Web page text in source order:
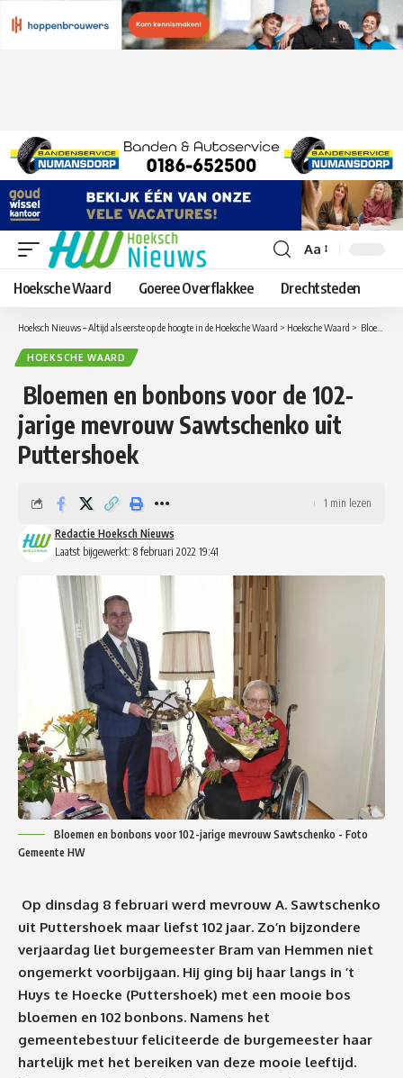
Lettergrootte
aanpassen
Aa
Hoeksche Waard Goeree Overflakkee Drechtsteden
Hoeksch Nieuws – Altijd als eerste op de hoogte in de Hoeksche Waard > Hoeksche Waard > Bloemen en bonbons voor de 102-jarige mevrouw Sawtschenko uit Puttershoek
HOEKSCHE WAARD
Bloemen en bonbons voor de 102-
jarige mevrouw Sawtschenko uit
Puttershoek
Laatst bijgewerkt: 8 februari 2022 19:41
Redactie Hoeksch Nieuws
1 min lezen
Bloemen en bonbons voor 102-jarige mevrouw Sawtschenko - Foto
Gemeente HW
Op dinsdag 8 februari werd mevrouw A. Sawtschenko
uit Puttershoek maar liefst 102 jaar. Zo’n bijzondere
verjaardag liet burgemeester Bram van Hemmen niet
ongemerkt voorbijgaan. Hij ging bij haar langs in ’t
Huys te Hoecke (Puttershoek) met een mooie bos
bloemen en 102 bonbons. Namens het
gemeentebestuur feliciteerde de burgemeester haar
hartelijk met het bereiken van deze mooie leeftijd.